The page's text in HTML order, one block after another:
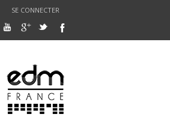
SE CONNECTER